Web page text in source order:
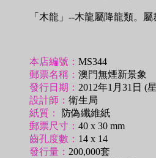
「木龍」--木龍屬降龍類。
本店編號： MS344
郵票名稱： 澳門無煙新景象
發行日期： 2012年1月31日 (
設計師： 衛生局
紙質：
防偽纖維紙
郵票尺寸： 40 x 30 mm
齒孔度數： 14 x 14
發行量： 200,000套